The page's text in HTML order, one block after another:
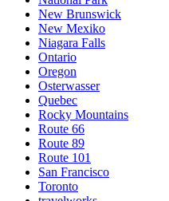
New Brunswick
New Mexiko
Niagara Falls
Ontario
Oregon
Osterwasser
Quebec
Rocky Mountains
Route 66
Route 89
Route 101
San Francisco
Toronto